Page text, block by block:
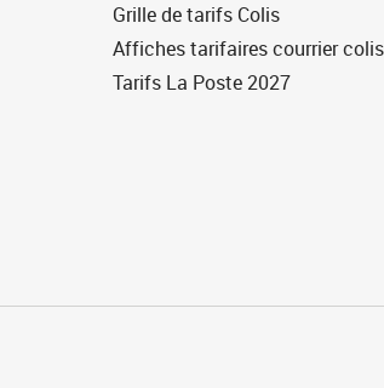
Grille de tarifs Colis
Affiches tarifaires courrier colis
Tarifs La Poste 2027